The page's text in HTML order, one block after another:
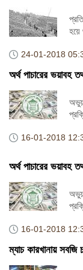
হয়ে
24-01-2018
অর্থ পাচারের ভয়াবহ
16-01-2018
অর্থ পাচারের ভয়াবহ
16-01-2018
ম্যাচ কারখানায় সবজি